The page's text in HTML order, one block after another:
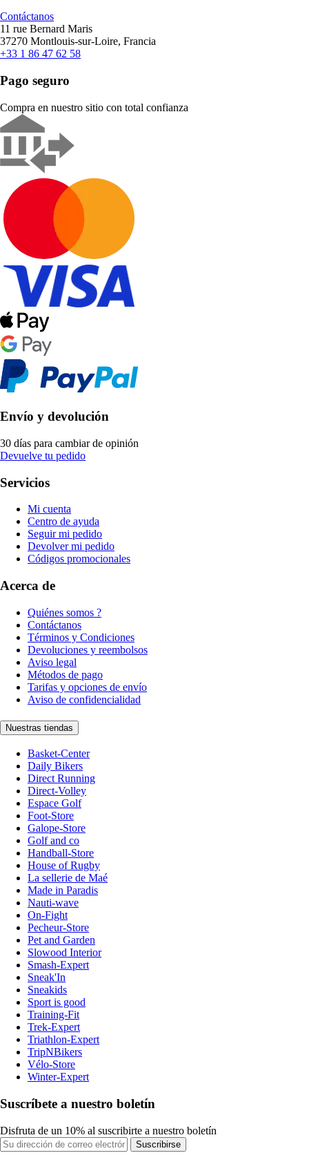
Contáctanos
11 rue Bernard Maris
37270 Montlouis-sur-Loire, Francia
+33 1 86 47 62 58
Pago seguro
Compra en nuestro sitio con total confianza
Envío y devolución
30 días para cambiar de opinión
Devuelve tu pedido
Servicios
Mi cuenta
Centro de ayuda
Seguir mi pedido
Devolver mi pedido
Códigos promocionales
Acerca de
Quiénes somos ?
Contáctanos
Términos y Condiciones
Devoluciones y reembolsos
Aviso legal
Métodos de pago
Tarifas y opciones de envío
Aviso de confidencialidad
Nuestras tiendas
Basket-Center
Daily Bikers
Direct Running
Direct-Volley
Espace Golf
Foot-Store
Galope-Store
Golf and co
Handball-Store
House of Rugby
La sellerie de Maé
Made in Paradis
Nauti-wave
On-Fight
Pecheur-Store
Pet and Garden
Slowood Interior
Smash-Expert
Sneak'In
Sneakids
Sport is good
Training-Fit
Trek-Expert
Triathlon-Expert
TripNBikers
Vélo-Store
Winter-Expert
Suscríbete a nuestro boletín
Disfruta de un 10% al suscribirte a nuestro boletín
Suscribirse